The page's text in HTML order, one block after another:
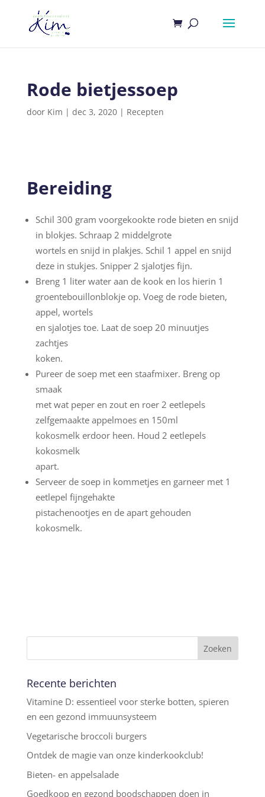
Rode bietjessoep
door Kim | dec 3, 2020| Recepten
Bereiding
Schil 300 gram voorgekookte rode bieten en snijd
in blokjes. Schraap 2 middelgrote
wortels en snijd in plakjes. Schil 1 appel en snijd
deze in stukjes. Snipper 2 sjalotjes fijn.
Breng 1 liter water aan de kook en los hierin 1
groentebouillonblokje op. Voeg de rode bieten,
appel, wortels
en sjalotjes toe. Laat de soep 20 minuutjes
zachtjes
koken.
Pureer de soep met een staafmixer. Breng op
smaak
met wat peper en zout en roer 2 eetlepels
zelfgemaakte appelmoes en 150ml
kokosmelk erdoor heen. Houd 2 eetlepels
kokosmelk
apart.
Serveer de soep in kommetjes en garneer met 1
eetlepel fijngehakte
pistachenootjes en de apart gehouden
kokosmelk.
Recente berichten
Vitamine D: essentieel voor sterke botten, spieren
en een gezond immuunsysteem
Vegetarische broccoli burgers
Ontdek de magie van onze kinderkookclub!
Bieten- en appelsalade
Goedkoop en gezond boodschappen doen in